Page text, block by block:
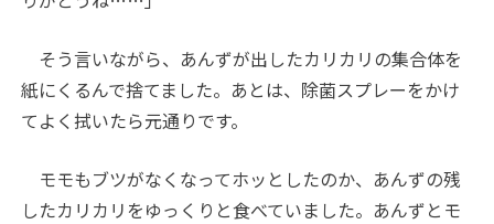
そう言いながら、あんずが出したカリカリの集合体を
紙にくるんで捨てました。あとは、除菌スプレーをかけ
てよく拭いたら元通りです。
モモもブツがなくなってホッとしたのか、あんずの残
したカリカリをゆっくりと食べていました。あんずとモ